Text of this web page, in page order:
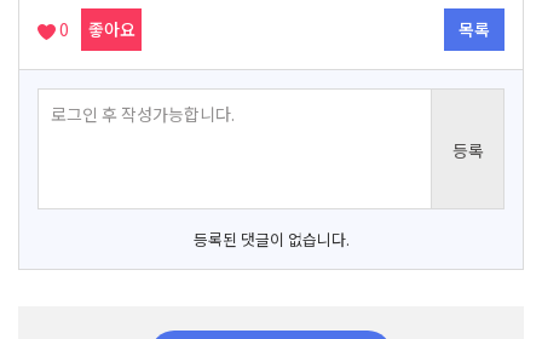
0 좋아요 목록
등록된 댓글이 없습니다.